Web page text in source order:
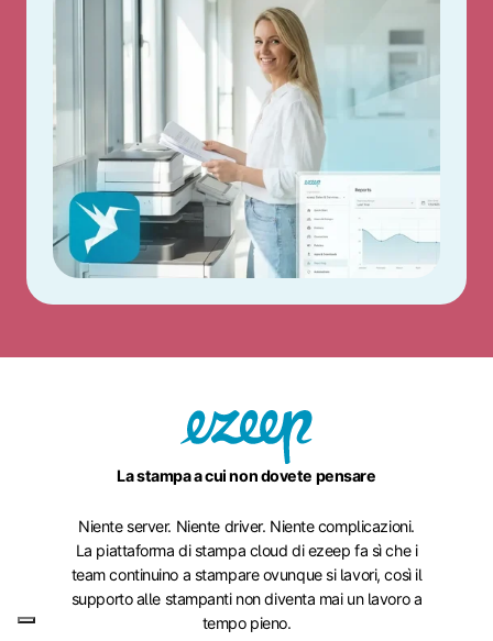
La stampa a cui non dovete pensare
Niente server. Niente driver. Niente complicazioni.
La piattaforma di stampa cloud di ezeep fa sì che i
team continuino a stampare ovunque si lavori, così il
supporto alle stampanti non diventa mai un lavoro a
tempo pieno.